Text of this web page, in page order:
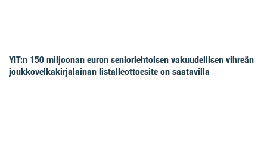
YIT:n 150 miljoonan euron senioriehtoisen vakuudellisen vihreän
joukkovelkakirjalainan listalleottoesite on saatavilla